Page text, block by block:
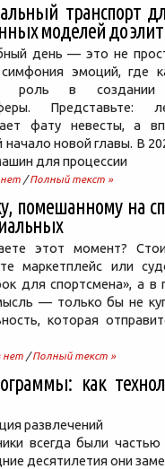
транспорт
моделей до
день — это не
эмоций, где
роль в создании
Представьте:
фату невесты, а
новой главы. В
для процессии
/Полный текст »
помешанному на
этот момент?
маркетплейс или
для спортсмена», а в
— только бы не
которая
нет /Полный текст »
как
развлечений
всегда были частью
десятилетия они